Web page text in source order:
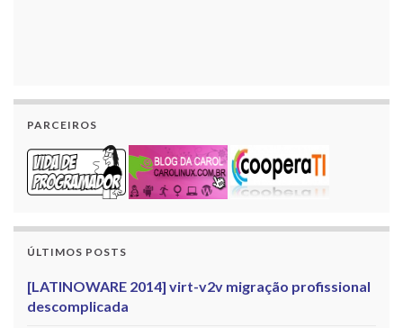
PARCEIROS
ÚLTIMOS POSTS
[LATINOWARE 2014] virt-v2v migração profissional
descomplicada